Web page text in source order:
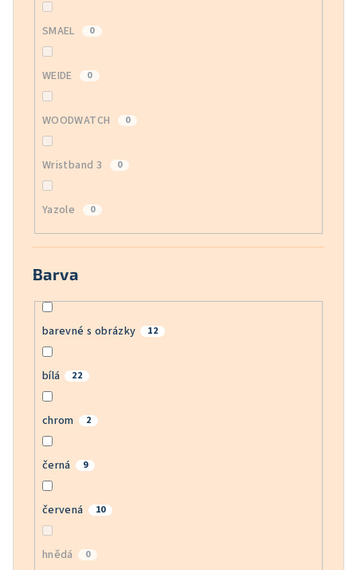
SMAEL 0
WEIDE 0
WOODWATCH 0
Wristband 3 0
Yazole 0
Barva
barevné s obrázky 12
bílá 22
chrom 2
černá 9
červená 10
hnědá 0